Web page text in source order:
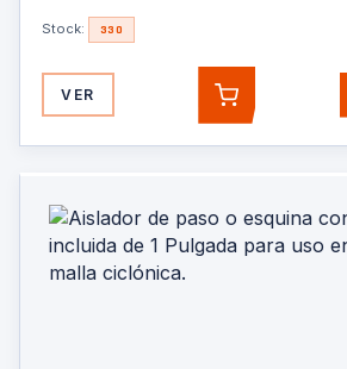
Stock: 330
VER AGREGAR